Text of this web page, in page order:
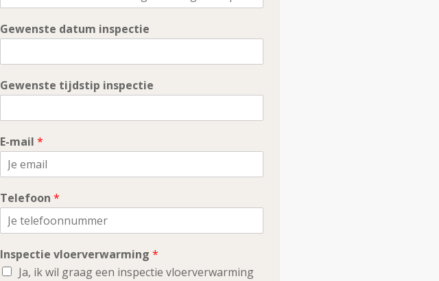
Gewenste datum inspectie
Gewenste tijdstip inspectie
E-mail*
Telefoon*
Inspectie vloerverwarming*
Ja, ik wil graag een inspectie vloerverwarming